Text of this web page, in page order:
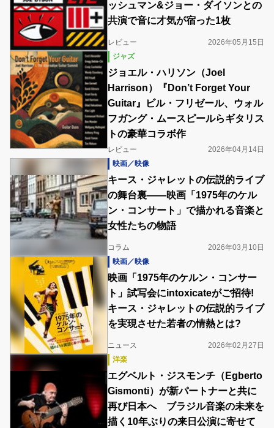
ッシュマン&ジョー・ダイソンとの
共演で音に才気が宿った1枚
レビュー
2026年05月15日
ジャズ
ジョエル・ハリソン（Joel
Harrison）『Don’t Forget Your
Guitar』ビル・フリゼール、ウォル
フガング・ムースピールらギタリス
トの豪華コラボ作
レビュー
2026年04月14日
映画／映像
キース・ジャレットの伝説的ライブ
の舞台裏――映画「1975年のケル
ン・コンサート」で描かれる音楽と
女性たちの物語
コラム
2026年03月10日
映画／映像
映画「1975年のケルン・コンサー
ト」試写会にintoxicateがご招待!
キース・ジャレットの伝説的ライブ
を実現させた若者の情熱とは?
ニュース
2026年02月27日
洋楽
エグベルト・ジスモンチ（Egberto
Gismonti）が新パートナーと共に
再び日本へ ブラジル音楽の未来を
描く10年ぶりの来日公演に寄せて